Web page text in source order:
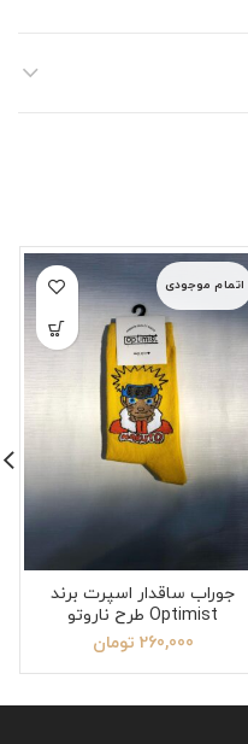
اتمام موجودی
جوراب ساقدار اسپرت برند
Optimist طرح ناروتو
260,000 تومان